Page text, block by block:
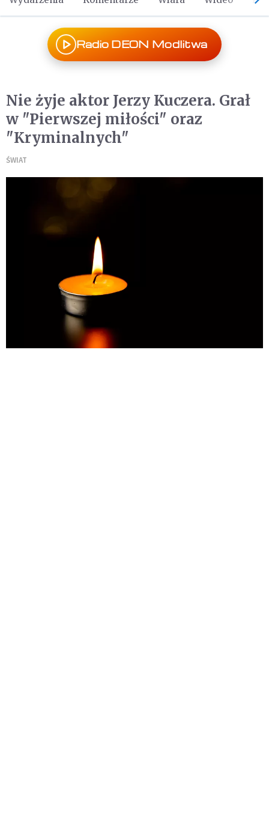
Radio DEON Modlitwa
Nie żyje aktor Jerzy Kuczera. Grał
w "Pierwszej miłości" oraz
"Kryminalnych"
ŚWIAT